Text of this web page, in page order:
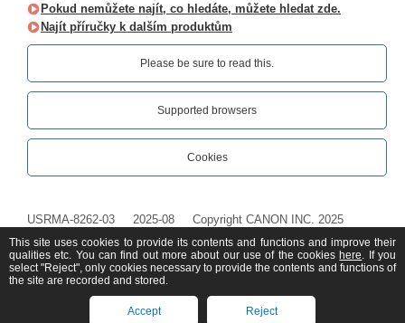
Pokud nemůžete najít, co hledáte, můžete hledat zde.
Najít příručky k dalším produktům
Please be sure to read this.‎
Supported browsers
Cookies
USRMA-8262-03 2025-08 Copyright CANON INC. 2025
This site uses cookies to provide its contents and functions and improve their
qualities etc. You can find out more about our use of the cookies here. If you
select "Reject", only cookies necessary to provide the contents and functions of
the site are recorded and stored.
Accept Reject